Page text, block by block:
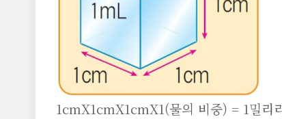
1cmX1cmX1cmX1(물의 비중) = 1밀리